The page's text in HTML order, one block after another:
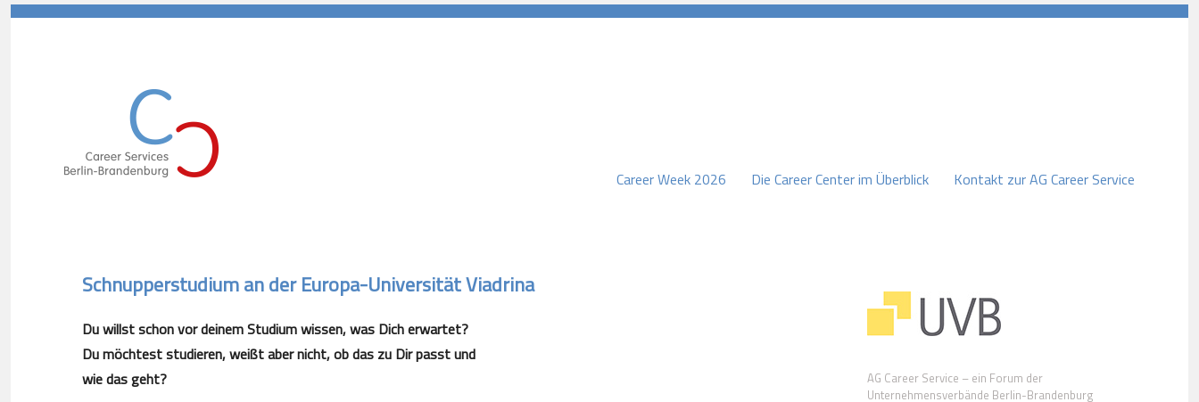
Career Week 2026 Die Career Center im Überblick Kontakt zur AG Career Service
Schnupperstudium an der Europa-Universität Viadrina
Du willst schon vor deinem Studium wissen, was Dich erwartet?
Du möchtest studieren, weißt aber nicht, ob das zu Dir passt und
wie das geht?
AG Career Service – ein Forum der
Unternehmensverbände Berlin-Brandenburg